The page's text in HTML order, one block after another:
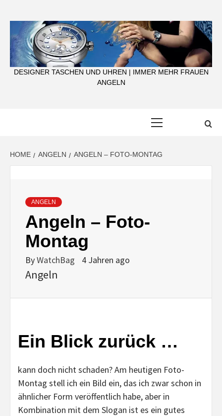
content
DESIGNER TASCHEN UND UHREN | IMMER MEHR FRAUEN
ANGELN
HOME ANGELN ANGELN – FOTO-MONTAG
ANGELN
Angeln – Foto-
Montag
ByWatchBag 4 Jahren ago
Angeln
Ein Blick zurück …
kann doch nicht schaden? Am heutigen Foto-
Montag stell ich ein Bild ein, das ich zwar schon in
ähnlicher Form veröffentlich habe, aber in
Kombination mit dem Slogan ist es ein gutes